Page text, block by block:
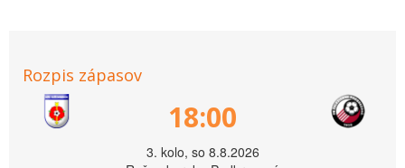
Rozpis zápasov
18:00
3. kolo, so 8.8.2026